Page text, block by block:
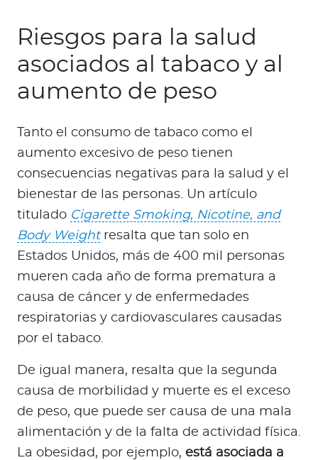
Riesgos para la salud
asociados al tabaco y al
aumento de peso
Tanto el consumo de tabaco como el
aumento excesivo de peso tienen
consecuencias negativas para la salud y el
bienestar de las personas. Un artículo
titulado Cigarette Smoking, Nicotine, and
Body Weight resalta que tan solo en
Estados Unidos, más de 400 mil personas
mueren cada año de forma prematura a
causa de cáncer y de enfermedades
respiratorias y cardiovasculares causadas
por el tabaco.
De igual manera, resalta que la segunda
causa de morbilidad y muerte es el exceso
de peso, que puede ser causa de una mala
alimentación y de la falta de actividad física.
La obesidad, por ejemplo, está asociada a